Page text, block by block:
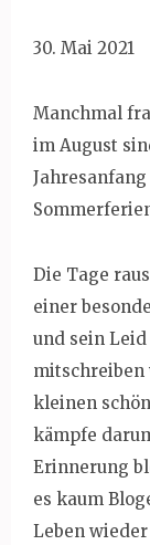
30. Mai 2021
Manchmal
im August
Die Tage
einer
und sein
mitschreiben
kleinen
kämpfe
Erinnerung
es kaum
Leben